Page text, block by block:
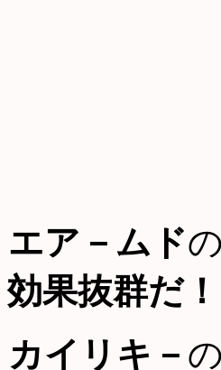
エア－ムドの
効果抜群だ！
カイリキ－